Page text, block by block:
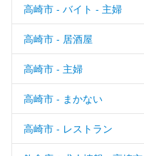
高崎市 - バイト - 主婦
高崎市 - 居酒屋
高崎市 - 主婦
高崎市 - まかない
高崎市 - レストラン